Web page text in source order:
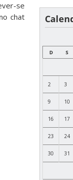
se
chat
D
S
2 3
9 10
16 17
23 24
30 31